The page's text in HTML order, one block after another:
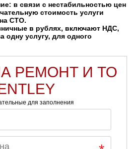
в связи с нестабильностью цен
стоимость услуги
СТО.
в рублях, включают НДС,
одну услугу, для одного
РЕМОНТ И ТО
для заполнения